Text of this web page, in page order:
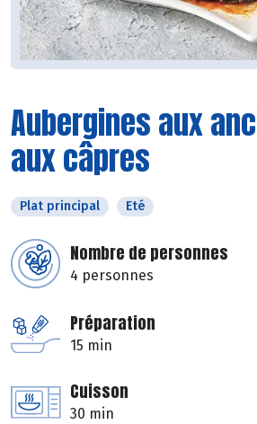
Aubergines aux
aux câpres
Plat principal Eté
Nombre de personnes
4 personnes
Préparation
15 min
Cuisson
30 min